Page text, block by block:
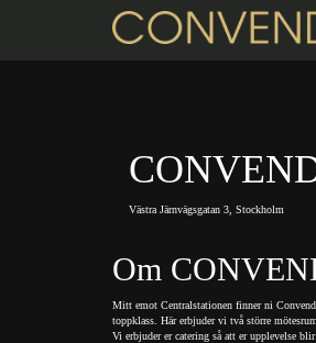
Västra Järnvägsgatan 3, Stockholm
Om
Mitt emot Centralstationen finner ni
toppklass. Här erbjuder vi två större
Vi erbjuder er catering så att er upplevelse